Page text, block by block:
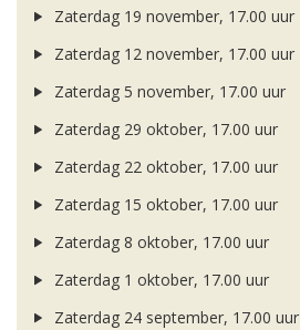
Zaterdag 19 november, 17.00 uur
Zaterdag 12 november, 17.00 uur
Zaterdag 5 november, 17.00 uur
Zaterdag 29 oktober, 17.00 uur
Zaterdag 22 oktober, 17.00 uur
Zaterdag 15 oktober, 17.00 uur
Zaterdag 8 oktober, 17.00 uur
Zaterdag 1 oktober, 17.00 uur
Zaterdag 24 september, 17.00 uur